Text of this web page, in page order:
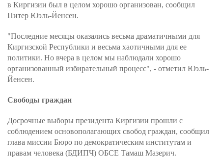
в Киргизии был в целом хорошо организован, сообщил
Питер Юэль-Йенсен.
"Последние месяцы оказались весьма драматичными для
Киргизской Республики и весьма хаотичными для ее
политики. Но вчера в целом мы наблюдали хорошо
организованный избирательный процесс", - отметил Юэль-
Йенсен.
Свободы граждан
Досрочные выборы президента Киргизии прошли с
соблюдением основополагающих свобод граждан, сообщил
глава миссии Бюро по демократическим институтам и
правам человека (БДИПЧ) ОБСЕ Тамаш Мазерич.